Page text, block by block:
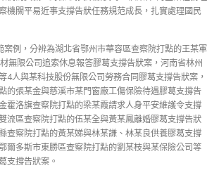
機關平易近事支撐告狀任務規范成長，扎實處理國民
案例，分辨為湖北省鄂州市華容區查察院打點的王某軍
無限公司追索休息報答膠葛支撐告狀案，河南省林州
4人與某科技股份無限公司勞務合同膠葛支撐告狀案，
的張某金與慈溪市某門窗廠工傷保險待遇膠葛支撐告
霍洛旗查察院打點的梁某霞請求人身平安維護令支撐
流區查察院打點的伍某全與黃某鳳離婚膠葛支撐告狀
查察院打點的黃某娣與林某謙、林某良供養膠葛支撐
爾多斯市東勝區查察院打點的劉某枝與某保險公司等
支撐告狀案。